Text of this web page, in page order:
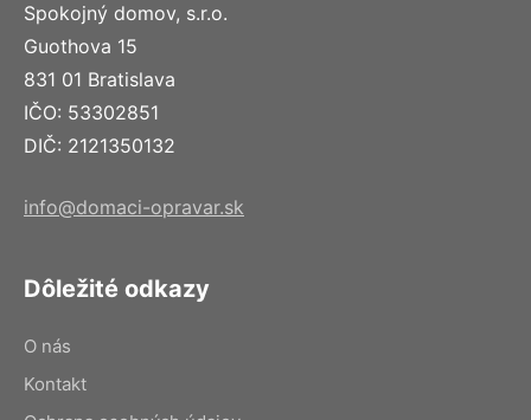
Spokojný domov, s.r.o.
Guothova 15
831 01 Bratislava
IČO: 53302851
DIČ: 2121350132
info@domaci-opravar.sk
Dôležité odkazy
O nás
Kontakt